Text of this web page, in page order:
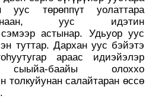
уус төрөппүт уолаттара
уус идэтин
астынар. Удьуор уус
туттар. Дархан уус бэйэтэ
араас идиэйэлэр
баайы олоххо
толкуйунан салайтаран өссө